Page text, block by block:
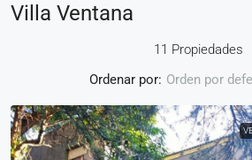
Villa Ventana
11 Propiedades
Ordenar por: Orden por